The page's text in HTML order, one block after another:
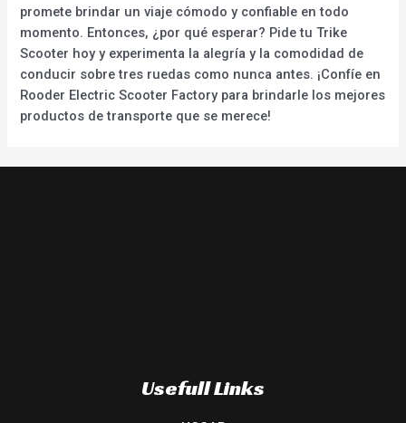
promete brindar un viaje cómodo y confiable en todo
momento. Entonces, ¿por qué esperar? Pide tu Trike
Scooter hoy y experimenta la alegría y la comodidad de
conducir sobre tres ruedas como nunca antes. ¡Confíe en
Rooder Electric Scooter Factory para brindarle los mejores
productos de transporte que se merece!
Usefull Links